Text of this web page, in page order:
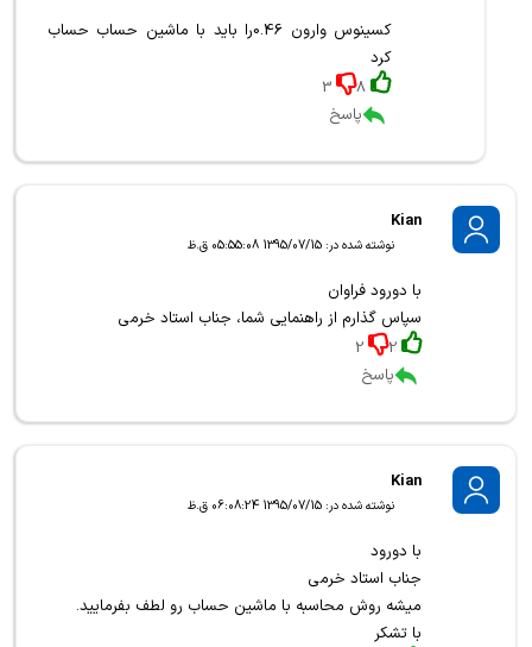
کسینوس وارون 0.46را باید با ماشین حساب حساب
کرد
8
3
پاسخ
Kian
نوشته شده در: 1395/07/15 05:55:08 ق.ظ
با دورود فراوان
سپاس گذارم از راهنمایی شما، جناب استاد خرمی
2
2
پاسخ
Kian
نوشته شده در: 1395/07/15 06:08:24 ق.ظ
با دورود
جناب استاد خرمی
میشه روش محاسبه با ماشین حساب رو لطف بفرمایید.
با تشکر